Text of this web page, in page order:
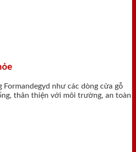
Formandegyd như các dòng cửa gỗ
thân thiện với môi trường, an toàn